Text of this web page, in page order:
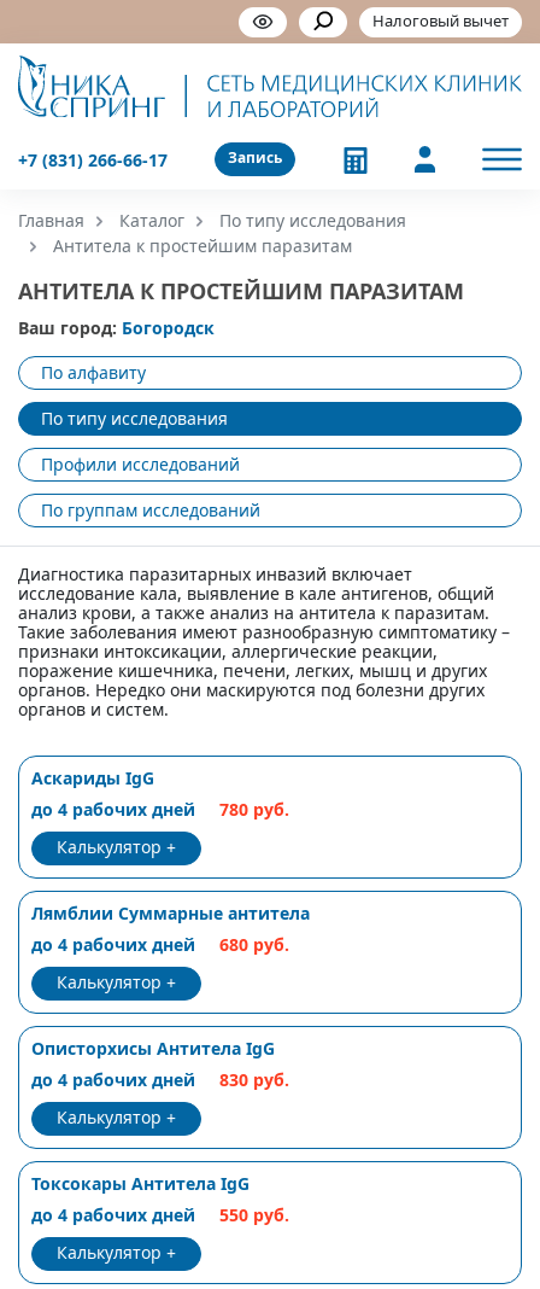
Налоговый вычет
Запись
+7 (831) 266-66-17
Главная Каталог
По типу исследования
Антитела к простейшим паразитам
АНТИТЕЛА К ПРОСТЕЙШИМ ПАРАЗИТАМ
Ваш город: Богородск
По алфавиту
По типу исследования
Профили исследований
По группам исследований
Диагностика паразитарных инвазий включает
исследование кала, выявление в кале антигенов, общий
анализ крови, а также анализ на антитела к паразитам.
Такие заболевания имеют разнообразную симптоматику –
признаки интоксикации, аллергические реакции,
поражение кишечника, печени, легких, мышц и других
органов. Нередко они маскируются под болезни других
органов и систем.
Аскариды IgG
до 4 рабочих дней
780 руб.
Калькулятор
Лямблии Cуммарные антитела
до 4 рабочих дней
680 руб.
Калькулятор
Описторхисы Антитела IgG
до 4 рабочих дней
830 руб.
Калькулятор
Токсокары Антитела IgG
до 4 рабочих дней
550 руб.
Калькулятор